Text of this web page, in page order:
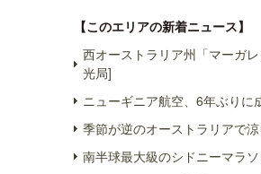
【このエリアの新着ニュース】
西オーストラリア州「マーガ
光局]
ニューギニア航空、6年ぶり
季節が逆のオーストラリアで
南半球最大級のシドニーマラ